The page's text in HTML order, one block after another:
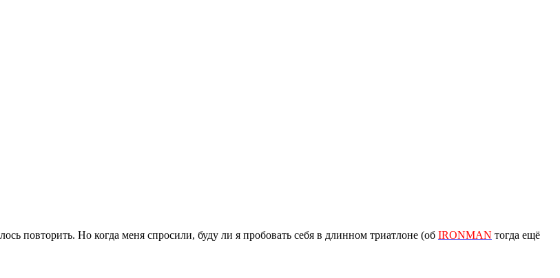
повторить. Но когда меня спросили, буду ли я пробовать себя в длинном триатлоне (об IRONMAN тогда ещё